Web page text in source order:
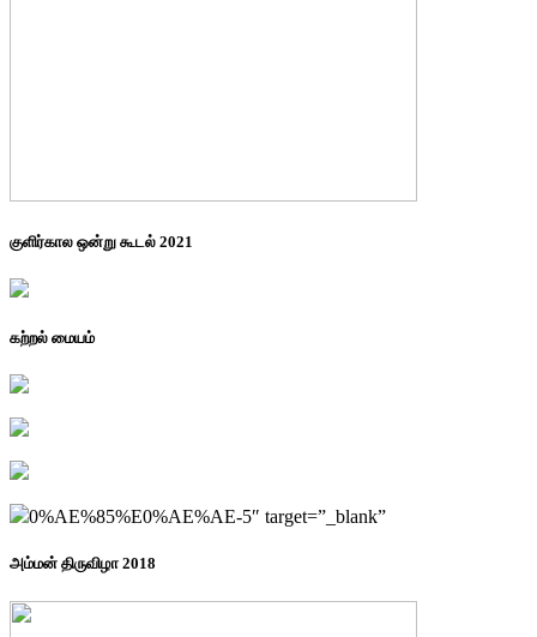
குளிர்கால ஒன்று கூடல் 2021
கற்றல் மையம்
0%AE%85%E0%AE%AE-5″ target=”_blank”
அம்மன் திருவிழா 2018